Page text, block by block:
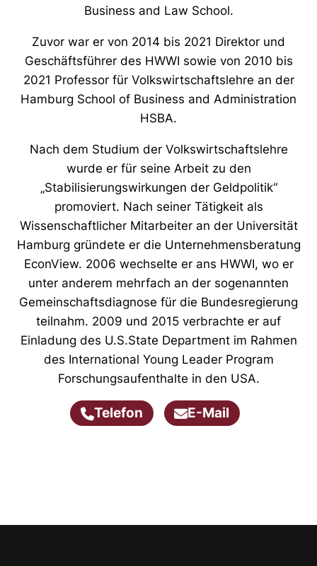
Business and Law School.
Zuvor war er von 2014 bis 2021 Direktor und
Geschäftsführer des HWWI sowie von 2010 bis
2021 Professor für Volkswirtschaftslehre an der
Hamburg School of Business and Administration
HSBA.
Nach dem Studium der Volkswirtschaftslehre
wurde er für seine Arbeit zu den
„Stabilisierungswirkungen der Geldpolitik“
promoviert. Nach seiner Tätigkeit als
Wissenschaftlicher Mitarbeiter an der Universität
Hamburg gründete er die Unternehmensberatung
EconView. 2006 wechselte er ans HWWI, wo er
unter anderem mehrfach an der sogenannten
Gemeinschaftsdiagnose für die Bundesregierung
teilnahm. 2009 und 2015 verbrachte er auf
Einladung des U.S.State Department im Rahmen
des International Young Leader Program
Forschungsaufenthalte in den USA.
Telefon E-Mail